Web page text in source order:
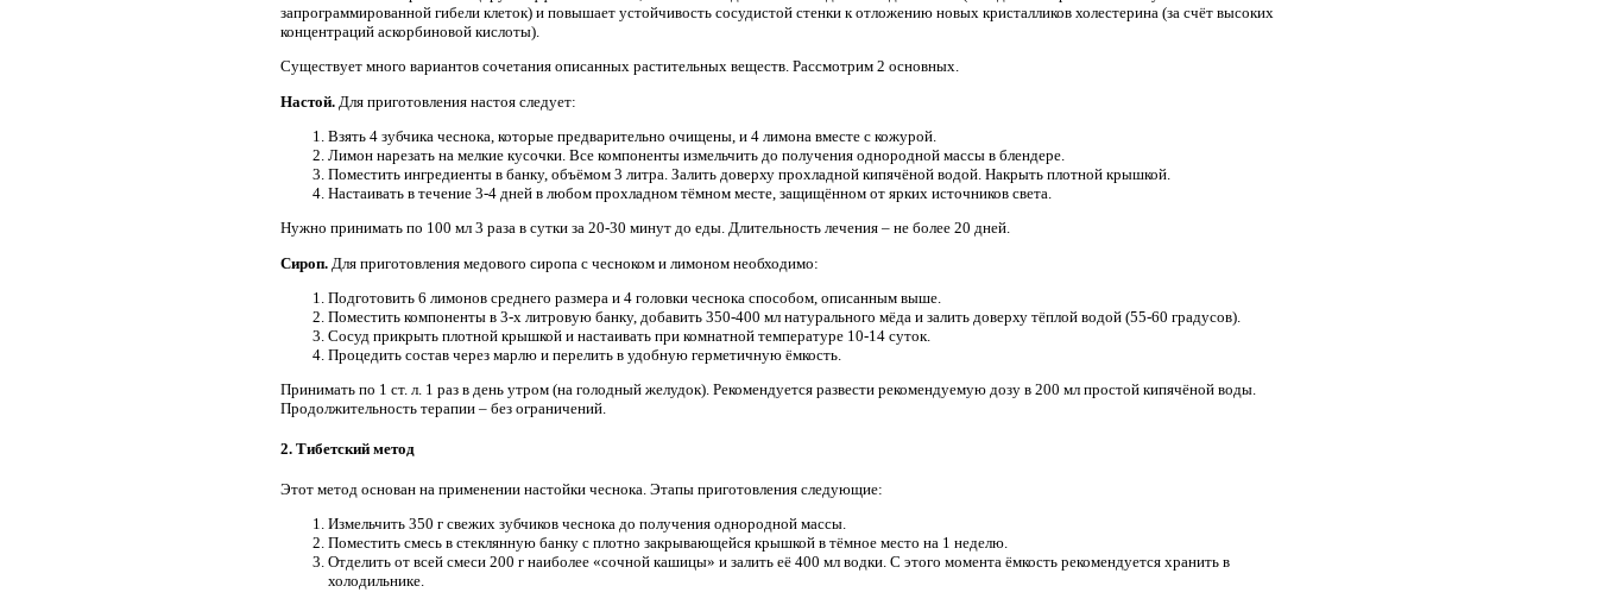
запрограммированной гибели клеток) и повышает устойчивость сосудистой стенки к отложению новых кристалликов холестерина (за счёт высоких
концентраций аскорбиновой кислоты).
Существует много вариантов сочетания описанных растительных веществ. Рассмотрим 2 основных.
Настой. Для приготовления настоя следует:
Взять 4 зубчика чеснока, которые предварительно очищены, и 4 лимона вместе с кожурой.
Лимон нарезать на мелкие кусочки. Все компоненты измельчить до получения однородной массы в блендере.
Поместить ингредиенты в банку, объёмом 3 литра. Залить доверху прохладной кипячёной водой. Накрыть плотной крышкой.
Настаивать в течение 3-4 дней в любом прохладном тёмном месте, защищённом от ярких источников света.
Нужно принимать по 100 мл 3 раза в сутки за 20-30 минут до еды. Длительность лечения – не более 20 дней.
Сироп. Для приготовления медового сиропа с чесноком и лимоном необходимо:
Подготовить 6 лимонов среднего размера и 4 головки чеснока способом, описанным выше.
Поместить компоненты в 3-х литровую банку, добавить 350-400 мл натурального мёда и залить доверху тёплой водой (55-60 градусов).
Сосуд прикрыть плотной крышкой и настаивать при комнатной температуре 10-14 суток.
Процедить состав через марлю и перелить в удобную герметичную ёмкость.
Принимать по 1 ст. л. 1 раз в день утром (на голодный желудок). Рекомендуется развести рекомендуемую дозу в 200 мл простой кипячёной воды.
Продолжительность терапии – без ограничений.
2. Тибетский метод
Этот метод основан на применении настойки чеснока. Этапы приготовления следующие:
Измельчить 350 г свежих зубчиков чеснока до получения однородной массы.
Поместить смесь в стеклянную банку с плотно закрывающейся крышкой в тёмное место на 1 неделю.
Отделить от всей смеси 200 г наиболее «сочной кашицы» и залить её 400 мл водки. С этого момента ёмкость рекомендуется хранить в
холодильнике.